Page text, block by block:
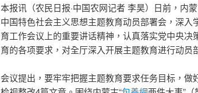
本报讯（农民日报·中国农网记者 李昊）日前，内
中国特色社会主义思想主题教育动员部署会，深
育工作会议上的重要讲话精神，认真落实党中央
育的各项要求，对全厅深入开展主题教育进行动员
会议提出，要牢牢把握主题教育要求任务目标，做